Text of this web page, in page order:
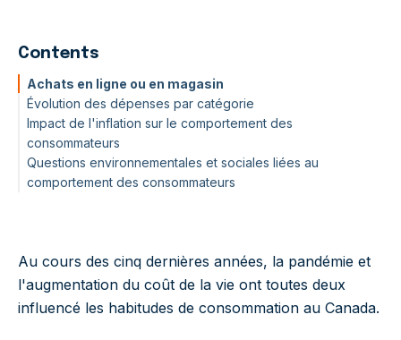
Contents
Achats en ligne ou en magasin
Évolution des dépenses par catégorie
Impact de l'inflation sur le comportement des
consommateurs
Questions environnementales et sociales liées au
comportement des consommateurs
Au cours des cinq dernières années, la pandémie et
l'augmentation du coût de la vie ont toutes deux
influencé les habitudes de consommation au Canada.